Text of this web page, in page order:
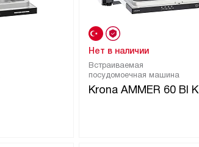
Встраиваемая
посудомоечная машина
Krona AMMER 60 BI K
Нет в наличии